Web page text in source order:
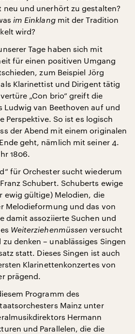
neu und unerhört zu gestalten?
im Einklang mit der Tradition
wird?
Tage haben sich mit
für einen positiven Umgang
zum Beispiel Jörg
Klarinettist und Dirigent tätig
„Con brio“ greift die
Ludwig van Beethoven auf und
Perspektive. So ist es logisch
der Abend mit einem originalen
geht, nämlich mit seiner 4.
1806.
für Orchester sucht wiederum
Schubert. Schuberts ewige
ewig gültige) Melodien, die
Melodieformung und das von
damit assoziierte Suchen und
Weiterziehenmüssen versucht
denken – unablässiges Singen
statt. Dieses Singen ist auch
Klarinettenkonzertes von
prägend.
Programm des
Mainz unter
Hermann
und Parallelen, die die